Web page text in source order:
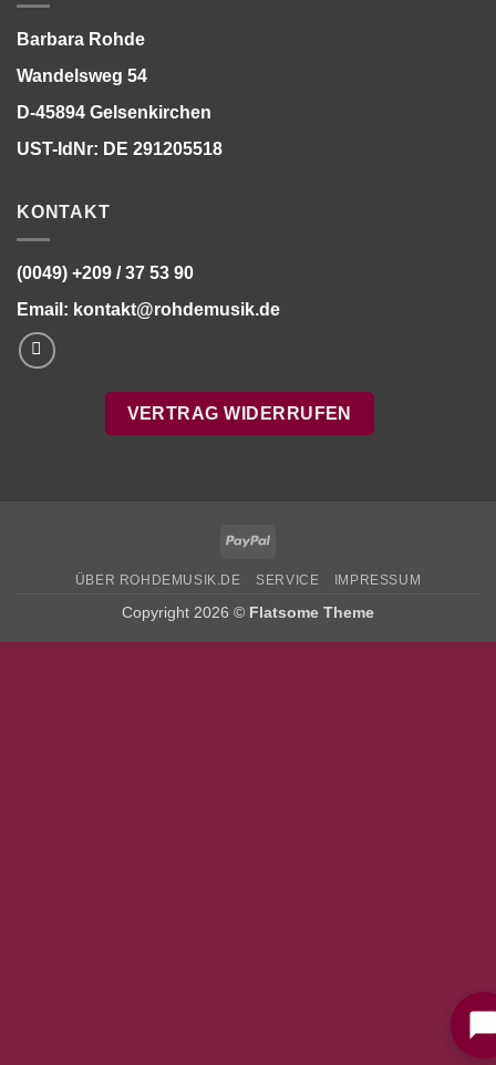
Barbara Rohde
Wandelsweg 54
D-45894 Gelsenkirchen
UST-IdNr: DE 291205518
KONTAKT
(0049) +209 / 37 53 90
Email: kontakt@rohdemusik.de
VERTRAG WIDERRUFEN
PayPal
ÜBER ROHDEMUSIK.DE SERVICE IMPRESSUM
Copyright 2026 © Flatsome Theme